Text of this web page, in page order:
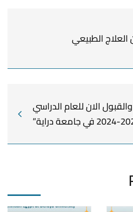
العلاج الطبيعي
الان للعام الدراسي
دراية”